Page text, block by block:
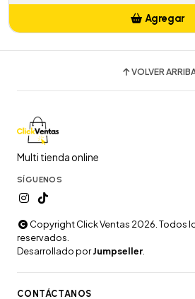
Agregar
VOLVER
Multi tienda online
SÍGUENOS
Copyright Click Ventas 2026. Todos
reservados.
Desarrollado porJumpseller
CONTÁCTANOS